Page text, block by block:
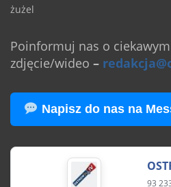
żużel
Poinformuj nas o
zdjęcie/wideo –
Napisz do nas na
93